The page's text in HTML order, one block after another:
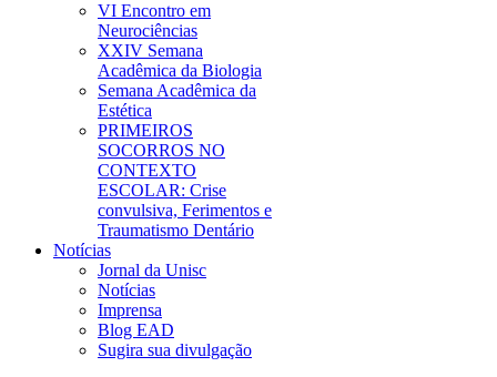
VI Encontro em
Neurociências
XXIV Semana
Acadêmica da Biologia
Semana Acadêmica da
Estética
PRIMEIROS
SOCORROS NO
CONTEXTO
ESCOLAR: Crise
convulsiva, Ferimentos e
Traumatismo Dentário
Notícias
Jornal da Unisc
Notícias
Imprensa
Blog EAD
Sugira sua divulgação